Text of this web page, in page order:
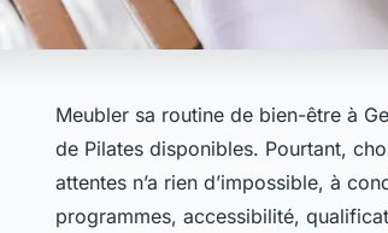
Meubler sa routine de bien-être à
de Pilates disponibles. Pourtant,
attentes n’a rien d’impossible, à
programmes, accessibilité,